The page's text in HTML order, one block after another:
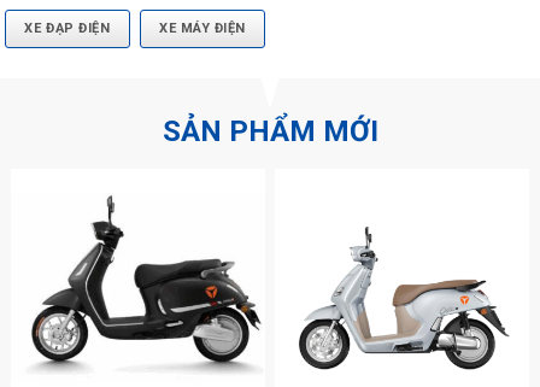
XE ĐẠP ĐIỆN XE MÁY ĐIỆN
SẢN PHẨM MỚI